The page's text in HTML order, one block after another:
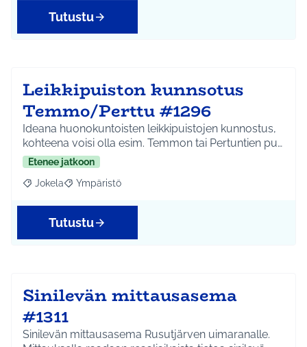
Tutustu
Leikkipuiston kunnsotus
Temmo/Perttu #1296
Ideana huonokuntoisten leikkipuistojen kunnostus,
kohteena voisi olla esim. Temmon tai Pertuntien pu…
Etenee jatkoon
Rajaa tulokset aihepiirin mukaan: Jokela
Jokela Rajaa tulokset teeman mukaan: Ympäristö
Ympäristö
Tutustu
Sinilevän mittausasema
#1311
Sinilevän mittausasema Rusutjärven uimaranalle.